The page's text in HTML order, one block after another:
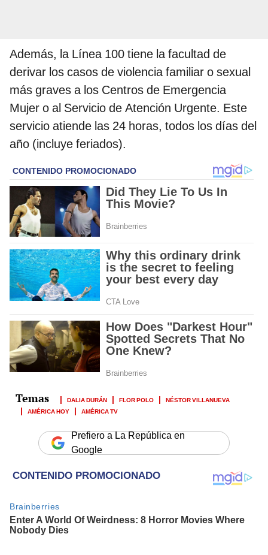
Además, la Línea 100 tiene la facultad de
derivar los casos de violencia familiar o sexual
más graves a los Centros de Emergencia
Mujer o al Servicio de Atención Urgente. Este
servicio atiende las 24 horas, todos los días del
año (incluye feriados).
DALIA DURÁN FLOR POLO
NÉSTOR VILLANUEVA
AMÉRICA HOY
AMÉRICA TV
Prefiero a La República en
Google